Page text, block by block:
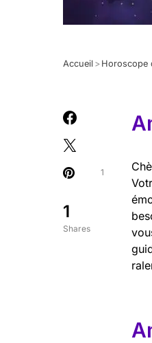
Accueil > Horoscope
1
Shares
1